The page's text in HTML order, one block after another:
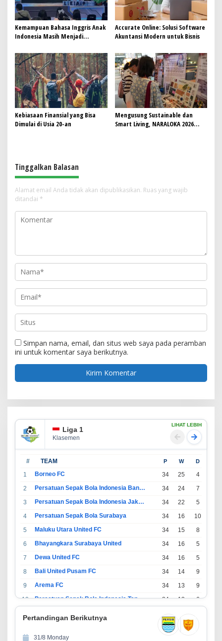
Kemampuan Bahasa Inggris Anak
Indonesia Masih Menjadi
Pembelajaran Dinilai Perlu
Berubah
Accurate Online: Solusi Software
Akuntansi Modern untuk Bisnis
Kebiasaan Finansial yang Bisa
Dimulai di Usia 20-an
Mengusung Sustainable dan
Smart Living, NARALOKA 2026
Tinggalkan Balasan
Alamat email Anda tidak akan dipublikasikan. Ruas yang wajib
ditandai *
Simpan nama, email, dan situs web saya pada peramban
ini untuk komentar saya berikutnya.
Liga 1
Klasemen
LIHAT LEBIH
# TEAM P W D
1 Borneo FC 34 25 4
2
Persatuan Sepak Bola Indonesia Bandung 34 24 7
3
Persatuan Sepak Bola Indonesia Jakarta 34 22 5
4
Persatuan Sepak Bola Surabaya 34 16 10
5
Maluku Utara United FC 34 15 8
6
Bhayangkara Surabaya United 34 16 5
7
Dewa United FC 34 16 5
8
Bali United Pusam FC 34 14 9
9
Arema FC 34 13 9
10
Persatuan Sepak Bola Indonesia Tangerang 34 13 6
34 11
Pertandingan Berikutnya
31/8 Monday